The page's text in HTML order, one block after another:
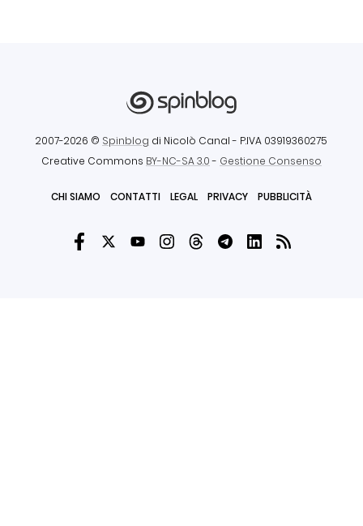
2007-2026 © Spinblog di Nicolò Canal - P.IVA 03919360275
Creative Commons BY-NC-SA 3.0- Gestione Consenso
CHI SIAMO CONTATTI LEGAL PRIVACY PUBBLICITÀ